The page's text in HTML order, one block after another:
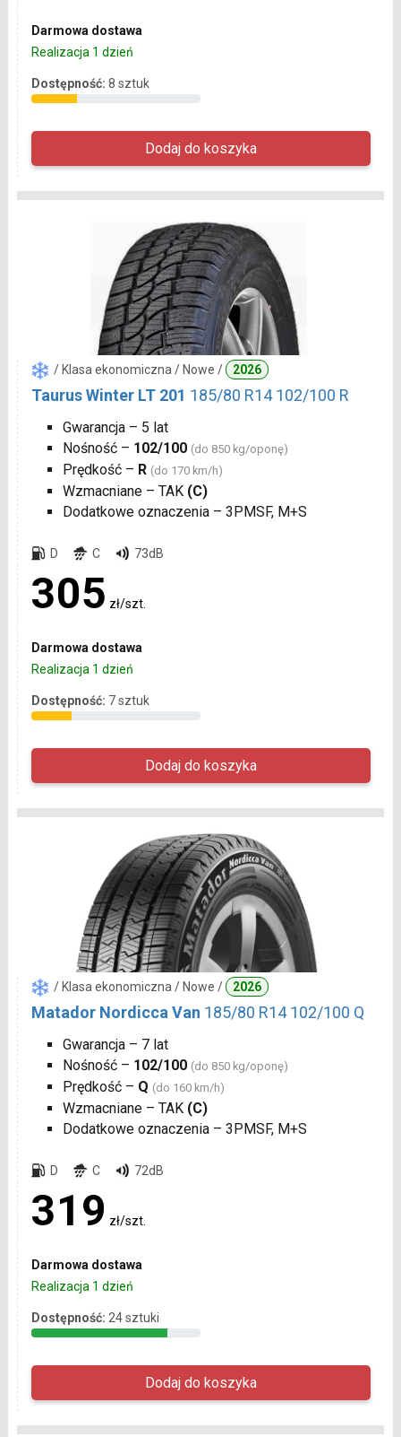
Darmowa dostawa
Realizacja 1 dzień
Dostępność: 8 sztuk
/ Klasa ekonomiczna / Nowe / 2026
Taurus Winter LT 201 185/80 R14 102/100 R
Gwarancja – 5 lat
Nośność – 102/100 (do 850 kg/oponę)
Prędkość – R (do 170 km/h)
Wzmacniane – TAK (C)
Dodatkowe oznaczenia – 3PMSF, M+S
D C 73dB
305 zł/szt.
Darmowa dostawa
Realizacja 1 dzień
Dostępność: 7 sztuk
/ Klasa ekonomiczna / Nowe / 2026
Matador Nordicca Van 185/80 R14 102/100 Q
Gwarancja – 7 lat
Nośność – 102/100 (do 850 kg/oponę)
Prędkość – Q (do 160 km/h)
Wzmacniane – TAK (C)
Dodatkowe oznaczenia – 3PMSF, M+S
D C 72dB
319 zł/szt.
Darmowa dostawa
Realizacja 1 dzień
Dostępność: 24 sztuki